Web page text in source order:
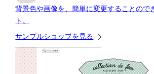
背景色や画像を、簡単に変更することので
ト。
サンプルショップを見る